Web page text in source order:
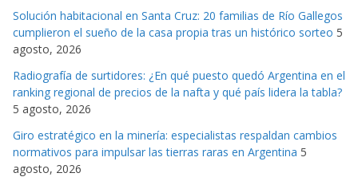
o
r
a
s
Solución habitacional en Santa Cruz: 20 familias de Río Gallegos
cumplieron el sueño de la casa propia tras un histórico sorteo 5
agosto, 2026
Radiografía de surtidores: ¿En qué puesto quedó Argentina en el
ranking regional de precios de la nafta y qué país lidera la tabla?
5 agosto, 2026
Giro estratégico en la minería: especialistas respaldan cambios
normativos para impulsar las tierras raras en Argentina 5
agosto, 2026